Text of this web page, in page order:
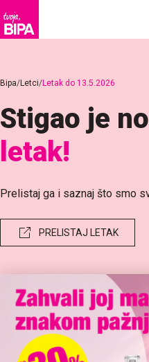
Bipa Letci Letak do 13.5.2026
Stigao je
letak!
Prelistaj ga i saznaj što smo
PRELISTAJ LETAK